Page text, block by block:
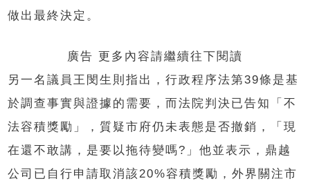
做出最終決定。
廣告 更多內容請繼續往下閱讀
另一名議員王閔生則指出，行政程序法第39條是基
於調查事實與證據的需要，而法院判決已告知「不
法容積獎勵」，質疑市府仍未表態是否撤銷，「現
在還不敢講，是要以拖待變嗎?」他並表示，鼎越
公司已自行申請取消該20%容積獎勵，外界關注市